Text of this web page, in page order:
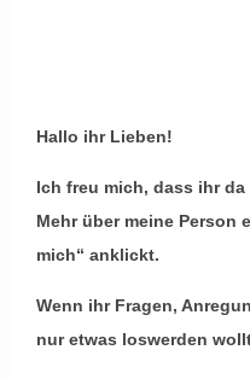
Hallo ihr Lieben!
Ich freu mich, dass ihr da
Mehr über meine Person
mich“ anklickt.
Wenn ihr Fragen,
nur etwas loswerden